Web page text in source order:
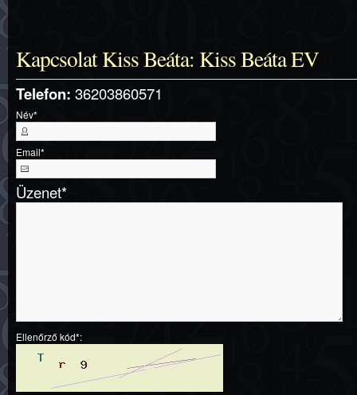
Kapcsolat Kiss Beáta: Kiss Beáta EV
Telefon: 36203860571
Név*
Email*
Üzenet*
Ellenőrző kód*: